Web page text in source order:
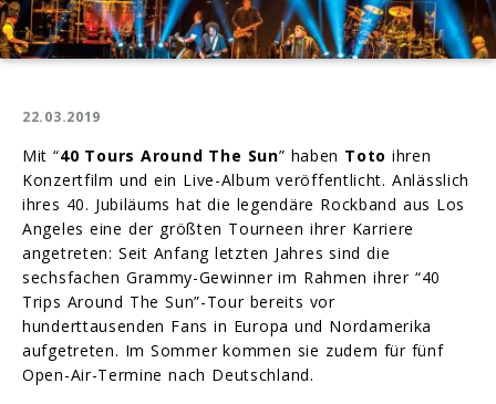
22.03.2019
Mit “40 Tours Around The Sun” haben Toto ihren
Konzertfilm und ein Live-Album veröffentlicht. Anlässlich
ihres 40. Jubiläums hat die legendäre Rockband aus Los
Angeles eine der größten Tourneen ihrer Karriere
angetreten: Seit Anfang letzten Jahres sind die
sechsfachen Grammy-Gewinner im Rahmen ihrer “40
Trips Around The Sun”-Tour bereits vor
hunderttausenden Fans in Europa und Nordamerika
aufgetreten. Im Sommer kommen sie zudem für fünf
Open-Air-Termine nach Deutschland.